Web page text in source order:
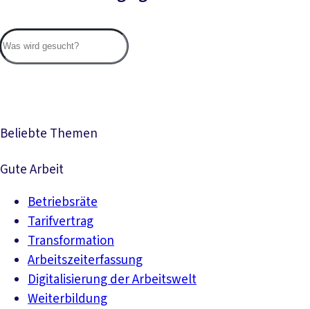
Beliebte Themen
Gute Arbeit
Betriebsräte
Tarifvertrag
Transformation
Arbeitszeiterfassung
Digitalisierung der Arbeitswelt
Weiterbildung